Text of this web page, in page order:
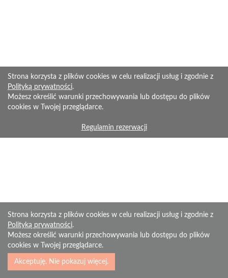
Strona korzysta z plików cookies w celu realizacji usług i zgodnie z
Polityką prywatności.
Możesz określić warunki przechowywania lub dostępu do plików
cookies w Twojej przeglądarce.
Regulamin rezerwacji
Strona korzysta z plików cookies w celu realizacji usług i zgodnie z
Polityką prywatności.
Możesz określić warunki przechowywania lub dostępu do plików
cookies w Twojej przeglądarce.
Akceptuję. Nie pokazuj więcej.